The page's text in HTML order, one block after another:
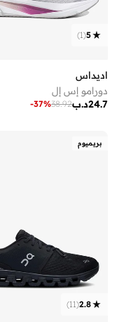
5
(
1
)
اديداس
دورامو إس إل
د.ب24.7
38.92
-37%
بريميوم
2.8
(
11
)